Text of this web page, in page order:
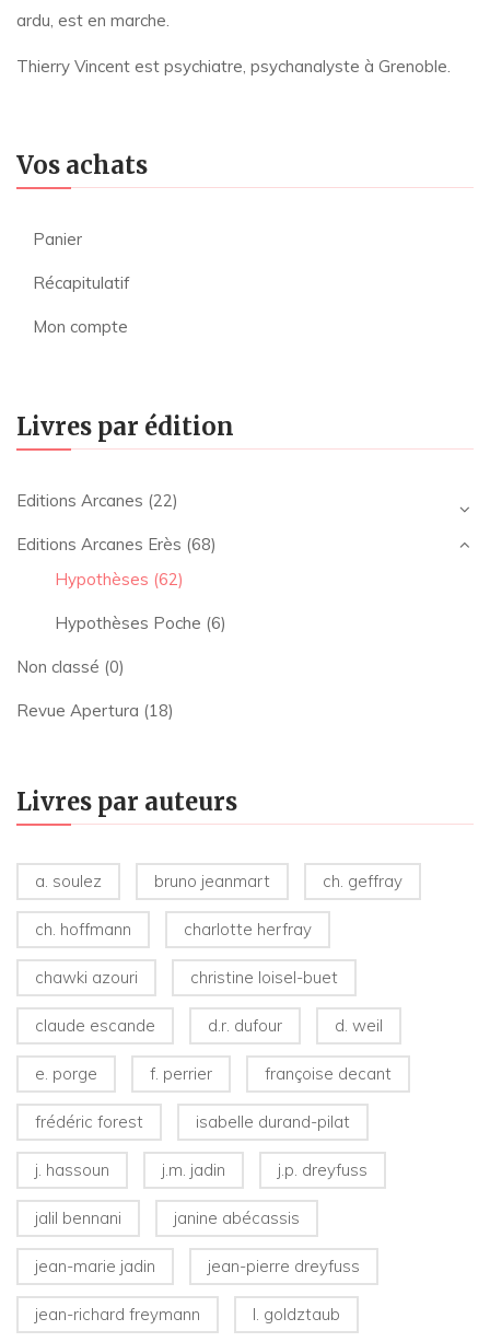
ardu, est en marche.
Thierry Vincent est psychiatre, psychanalyste à Grenoble.
Vos achats
Panier
Récapitulatif
Mon compte
Livres par édition
Editions Arcanes (22)
Editions Arcanes Erès (68)
Hypothèses (62)
Hypothèses Poche (6)
Non classé (0)
Revue Apertura (18)
Livres par auteurs
a. soulez bruno jeanmart ch. geffray
ch. hoffmann charlotte herfray
chawki azouri christine loisel-buet
claude escande d.r. dufour d. weil
e. porge f. perrier françoise decant
frédéric forest isabelle durand-pilat
j. hassoun j.m. jadin j.p. dreyfuss
jalil bennani janine abécassis
jean-marie jadin jean-pierre dreyfuss
jean-richard freymann l. goldztaub